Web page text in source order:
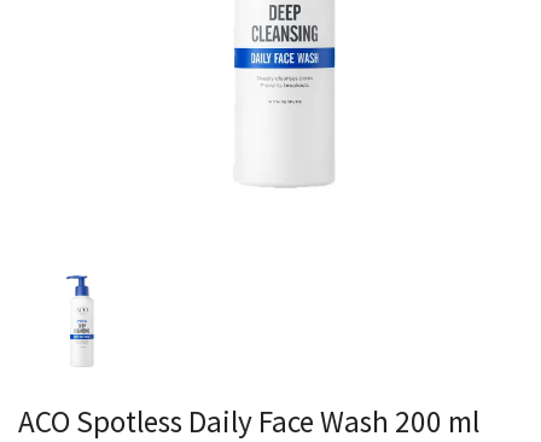
ACO Spotless Daily Face Wash 200 ml